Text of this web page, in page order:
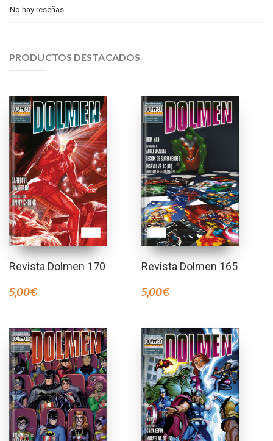
No hay reseñas.
PRODUCTOS DESTACADOS
Revista Dolmen 170
5,00€
Revista Dolmen 165
5,00€